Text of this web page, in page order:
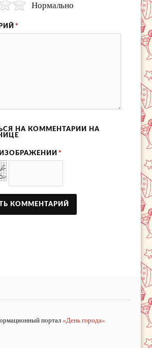
Нормально
*
НА КОММЕНТАРИИ НА
*
портал «День города»